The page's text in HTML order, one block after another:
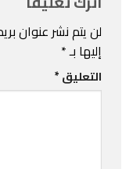
لن يتم نشر عنوان
إليها بـ*
التعليق*